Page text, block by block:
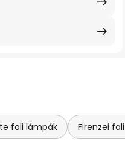
fali lámpák Firenzei